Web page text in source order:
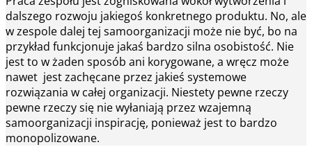
dalszego rozwoju jakiegoś konkretnego produktu. No, ale
w zespole dalej tej samoorganizacji może nie być, bo na
przykład funkcjonuje jakaś bardzo silna osobistość. Nie
jest to w żaden sposób ani korygowane, a wręcz może
nawet jest zachęcane przez jakieś systemowe
rozwiązania w całej organizacji. Niestety pewne rzeczy
pewne rzeczy się nie wyłaniają przez wzajemną
samoorganizacji inspirację, ponieważ jest to bardzo
monopolizowane.